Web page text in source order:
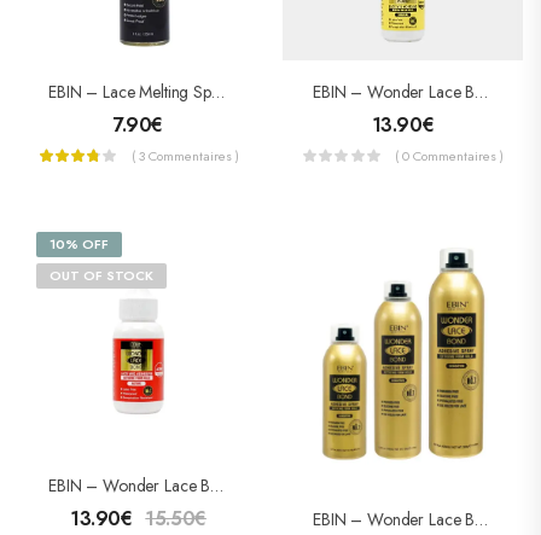
EBIN – Lace Melting Spray – Spray Collant Pour Lace – Suprême
7.90€
( 3 Commentaires )
EBIN – Wonder Lace Bond Adhesive – Colle Pour Lace Wig Extra Mega Hold – ORIGINAL
13.90€
( 0 Commentaires )
10% OFF
OUT OF STOCK
EBIN – Wonder Lace Bond Adhesive – Colle Pour Lace Wig Extreme Firm Hold – ACTIVE
13.90€ 15.50€ EBIN – Wonder Lace Bond Wig Adhésive Spray – Sensitive